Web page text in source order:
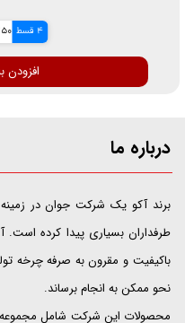
4 قسط
افزودن
درباره ما
​​​​​​​برند آکو یک شرکت جوان در زمینه
طرفداران بسیاری پیدا کرده است.
باکیفیت و مقرون به صرفه چرخه
نحو ممکن به انجام برساند.
محصولات این شرکت شامل مجموعه